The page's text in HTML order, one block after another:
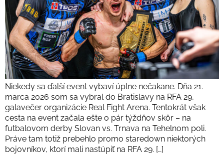
Niekedy sa ďalší event vybaví úplne nečakane. Dňa 21.
marca 2026 som sa vybral do Bratislavy na RFA 29,
galavečer organizácie Real Fight Arena. Tentokrát však
cesta na event začala ešte o pár týždňov skôr – na
futbalovom derby Slovan vs. Trnava na Tehelnom poli.
Práve tam totiž prebehlo promo staredown niektorých
bojovníkov, ktorí mali nastúpiť na RFA 29. […]